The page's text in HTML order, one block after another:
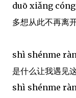
duō xiǎng
多想从此不再离
shì shénme
是什么让我遇见
shì shénme